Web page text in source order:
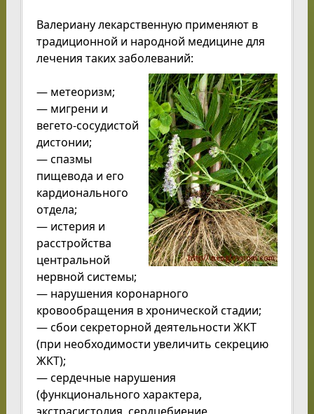
Валериану лекарственную применяют в
традиционной и народной медицине для
лечения таких заболеваний:
— метеоризм;
— мигрени и
вегето-сосудистой
дистонии;
— спазмы
пищевода и его
кардионального
отдела;
— истерия и
расстройства
центральной
нервной системы;
— нарушения коронарного
кровообращения в хронической стадии;
— сбои секреторной деятельности ЖКТ
(при необходимости увеличить секрецию
ЖКТ);
— сердечные нарушения
(функционального характера,